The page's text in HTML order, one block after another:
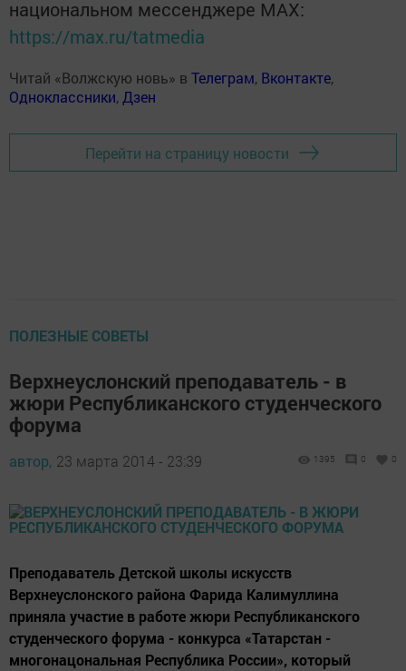
национальном мессенджере MАХ:
https://max.ru/tatmedia
Читай «Волжскую новь» в Телеграм, Вконтакте,
Одноклассники,Дзен
Перейти на страницу новости
ПОЛЕЗНЫЕ СОВЕТЫ
Верхнеуслонский преподаватель - в
жюри Республиканского студенческого
форума
автор, 23 марта 2014 - 23:39 1395 0 0
Преподаватель Детской школы искусств
Верхнеуслонского района Фарида Калимуллина
приняла участие в работе жюри Республиканского
студенческого форума - конкурса «Татарстан -
многонацональная Республика России», который